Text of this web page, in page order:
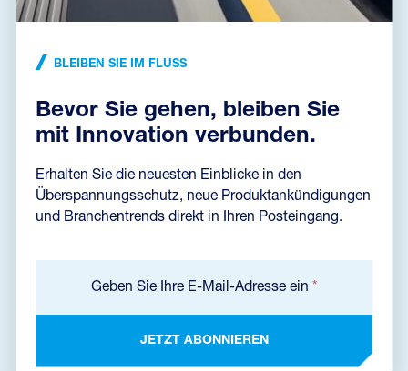
NEUIGKEITEN • 17. 09. 2024
Von Prozessen bis hin zu Maschinen und Materialien müssen
nachhaltige Schienennetze stets 100 % zuverlässig und betriebsbereit
sein. Im Bereich Bahnin...
BLEIBEN SIE IM FLUSS
Bevor Sie gehen, bleiben Sie
mit Innovation verbunden.
Erhalten Sie die neuesten Einblicke in den
Überspannungsschutz, neue Produktankündigungen
und Branchentrends direkt in Ihren Posteingang.
Geben Sie Ihre E-Mail-Adresse ein *
JETZT ABONNIEREN